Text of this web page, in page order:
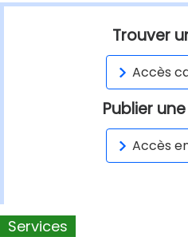
Trouver
Accès
Publier
Accès
Services